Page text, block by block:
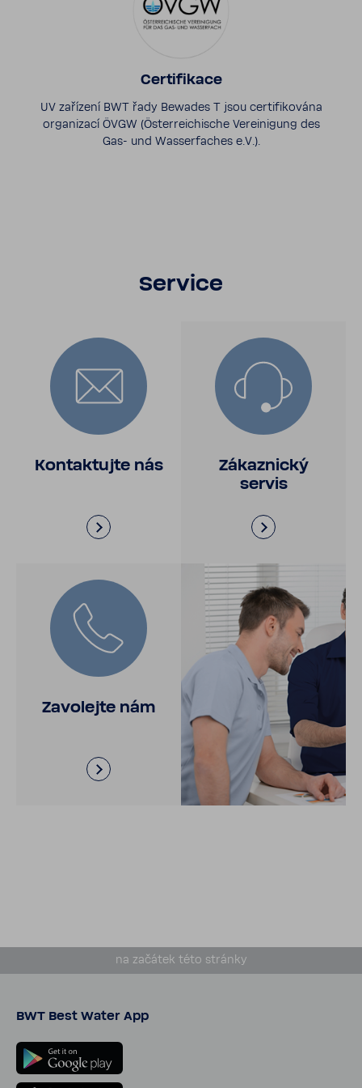
Certi­fi­kace
UV zaří­zení BWT řady Bewades T jsou certi­fi­ko­vána
orga­ni­zací ÖVGW (Österre­i­chische Vere­i­ni­gung des
Gas- und Wasser­fa­ches e.V.).
Service
Kontak­tujte nás
Zákaz­nický
servis
Zavo­lejte nám
na začátek této stránky
BWT Best Water App